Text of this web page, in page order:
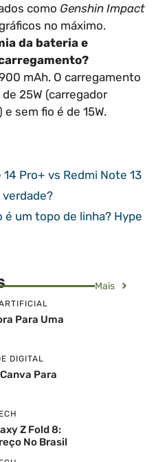
como Genshin Impact
no máximo.
da bateria e
mAh. O carregamento
25W (carregador
sem fio é de 15W.
Pro+ vs Redmi Note 13
verdade?
é um topo de linha? Hype
Mais
Para Uma
DIGITAL
Para
Z Fold 8:
No Brasil